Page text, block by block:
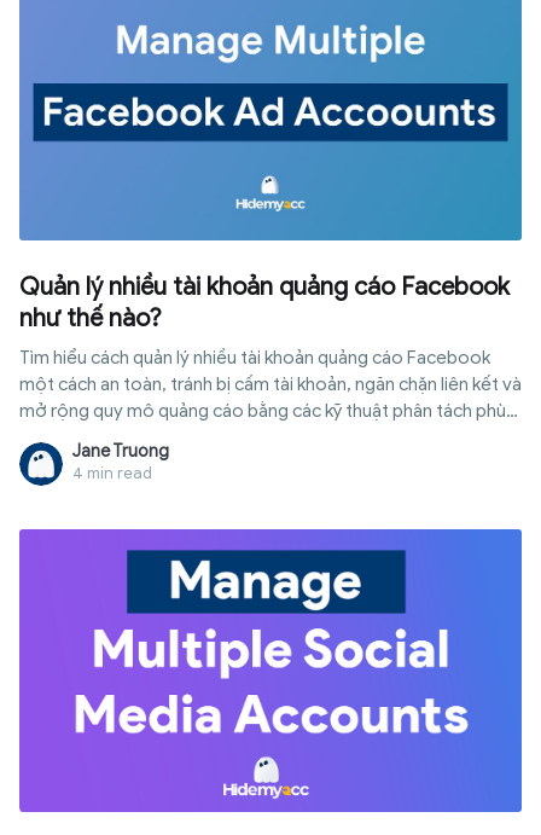
Quản lý nhiều tài khoản quảng cáo Facebook
như thế nào?
Tìm hiểu cách quản lý nhiều tài khoản quảng cáo Facebook
một cách an toàn, tránh bị cấm tài khoản, ngăn chặn liên kết và
mở rộng quy mô quảng cáo bằng các kỹ thuật phân tách phù
hợp.
Jane Truong
4 min read